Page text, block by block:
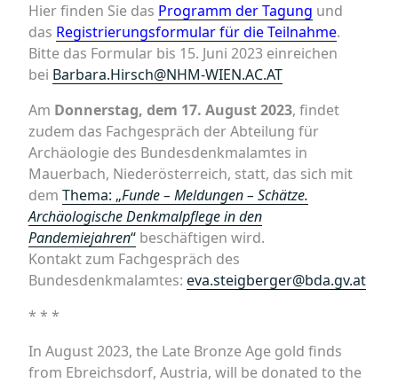
Hier finden Sie das Programm der Tagung und
das Registrierungsformular für die Teilnahme.
Bitte das Formular bis 15. Juni 2023 einreichen
bei Barbara.Hirsch@NHM-WIEN.AC.AT
Am Donnerstag, dem 17. August 2023, findet
zudem das Fachgespräch der Abteilung für
Archäologie des Bundesdenkmalamtes in
Mauerbach, Niederösterreich, statt, das sich mit
dem Thema: „Funde – Meldungen – Schätze.
Archäologische Denkmalpflege in den
Pandemiejahren“ beschäftigen wird.
Kontakt zum Fachgespräch des
Bundesdenkmalamtes: eva.steigberger@bda.gv.at
* * *
In August 2023, the Late Bronze Age gold finds
from Ebreichsdorf, Austria, will be donated to the